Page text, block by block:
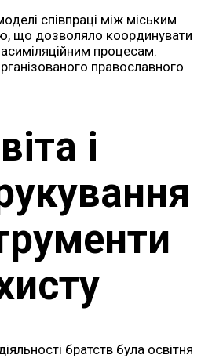
співпраці між міським
що дозволяло координувати
процесам.
православного
і
братств була освітня